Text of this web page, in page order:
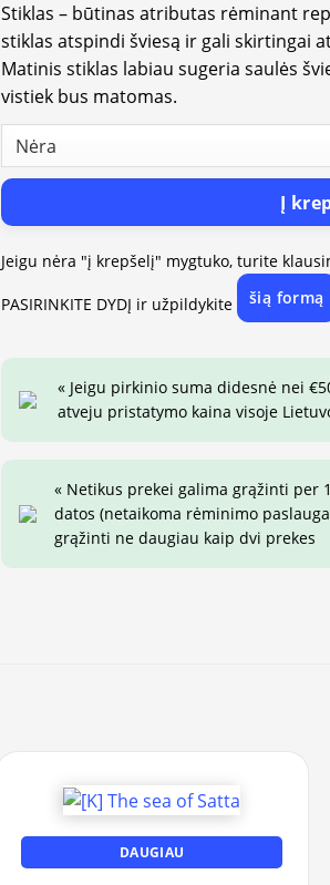
Stiklas – būtinas atributas rėminant
stiklas atspindi šviesą ir gali skirtingai
Matinis stiklas labiau sugeria saulės
vistiek bus matomas.
Į
Jeigu nėra "į krepšelį" mygtuko, turite
PASIRINKITE DYDĮ ir užpildykite šią formą
« Jeigu pirkinio suma didesnė nei
atveju pristatymo kaina visoje
« Netikus prekei galima grąžinti per
datos (netaikoma rėminimo
grąžinti ne daugiau kaip dvi prekes
DAUGIAU